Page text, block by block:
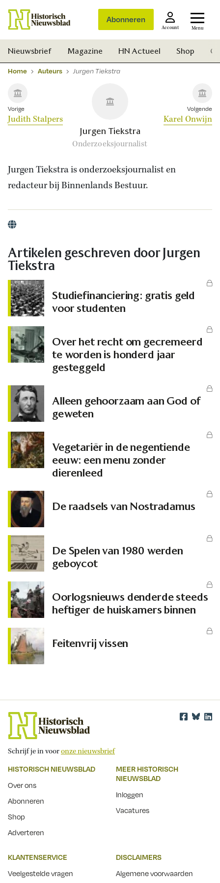
Abonneren
Account Menu
Zoek
Nieuwsbrief Magazine HN Actueel Shop
Home Auteurs Jurgen Tiekstra
Vorige
Judith Stalpers
Jurgen Tiekstra
Onderzoeksjournalist
Volgende
Karel Onwijn
Jurgen Tiekstra is onderzoeksjournalist en
redacteur bij Binnenlands Bestuur.
Website
Artikelen geschreven door Jurgen
Tiekstra
Studiefinanciering: gratis geld
voor studenten
Over het recht om gecremeerd
te worden is honderd jaar
gesteggeld
Alleen gehoorzaam aan God of
geweten
Vegetariër in de negentiende
eeuw: een menu zonder
dierenleed
De raadsels van Nostradamus
De Spelen van 1980 werden
geboycot
Oorlogsnieuws denderde steeds
heftiger de huiskamers binnen
Feitenvrij vissen
Schrijf je in vooronze nieuwsbrief
HISTORISCH NIEUWSBLAD
Over ons
Abonneren
Shop
Adverteren
MEER HISTORISCH
NIEUWSBLAD
Inloggen
Vacatures
KLANTENSERVICE
Veelgestelde vragen
DISCLAIMERS
Algemene voorwaarden